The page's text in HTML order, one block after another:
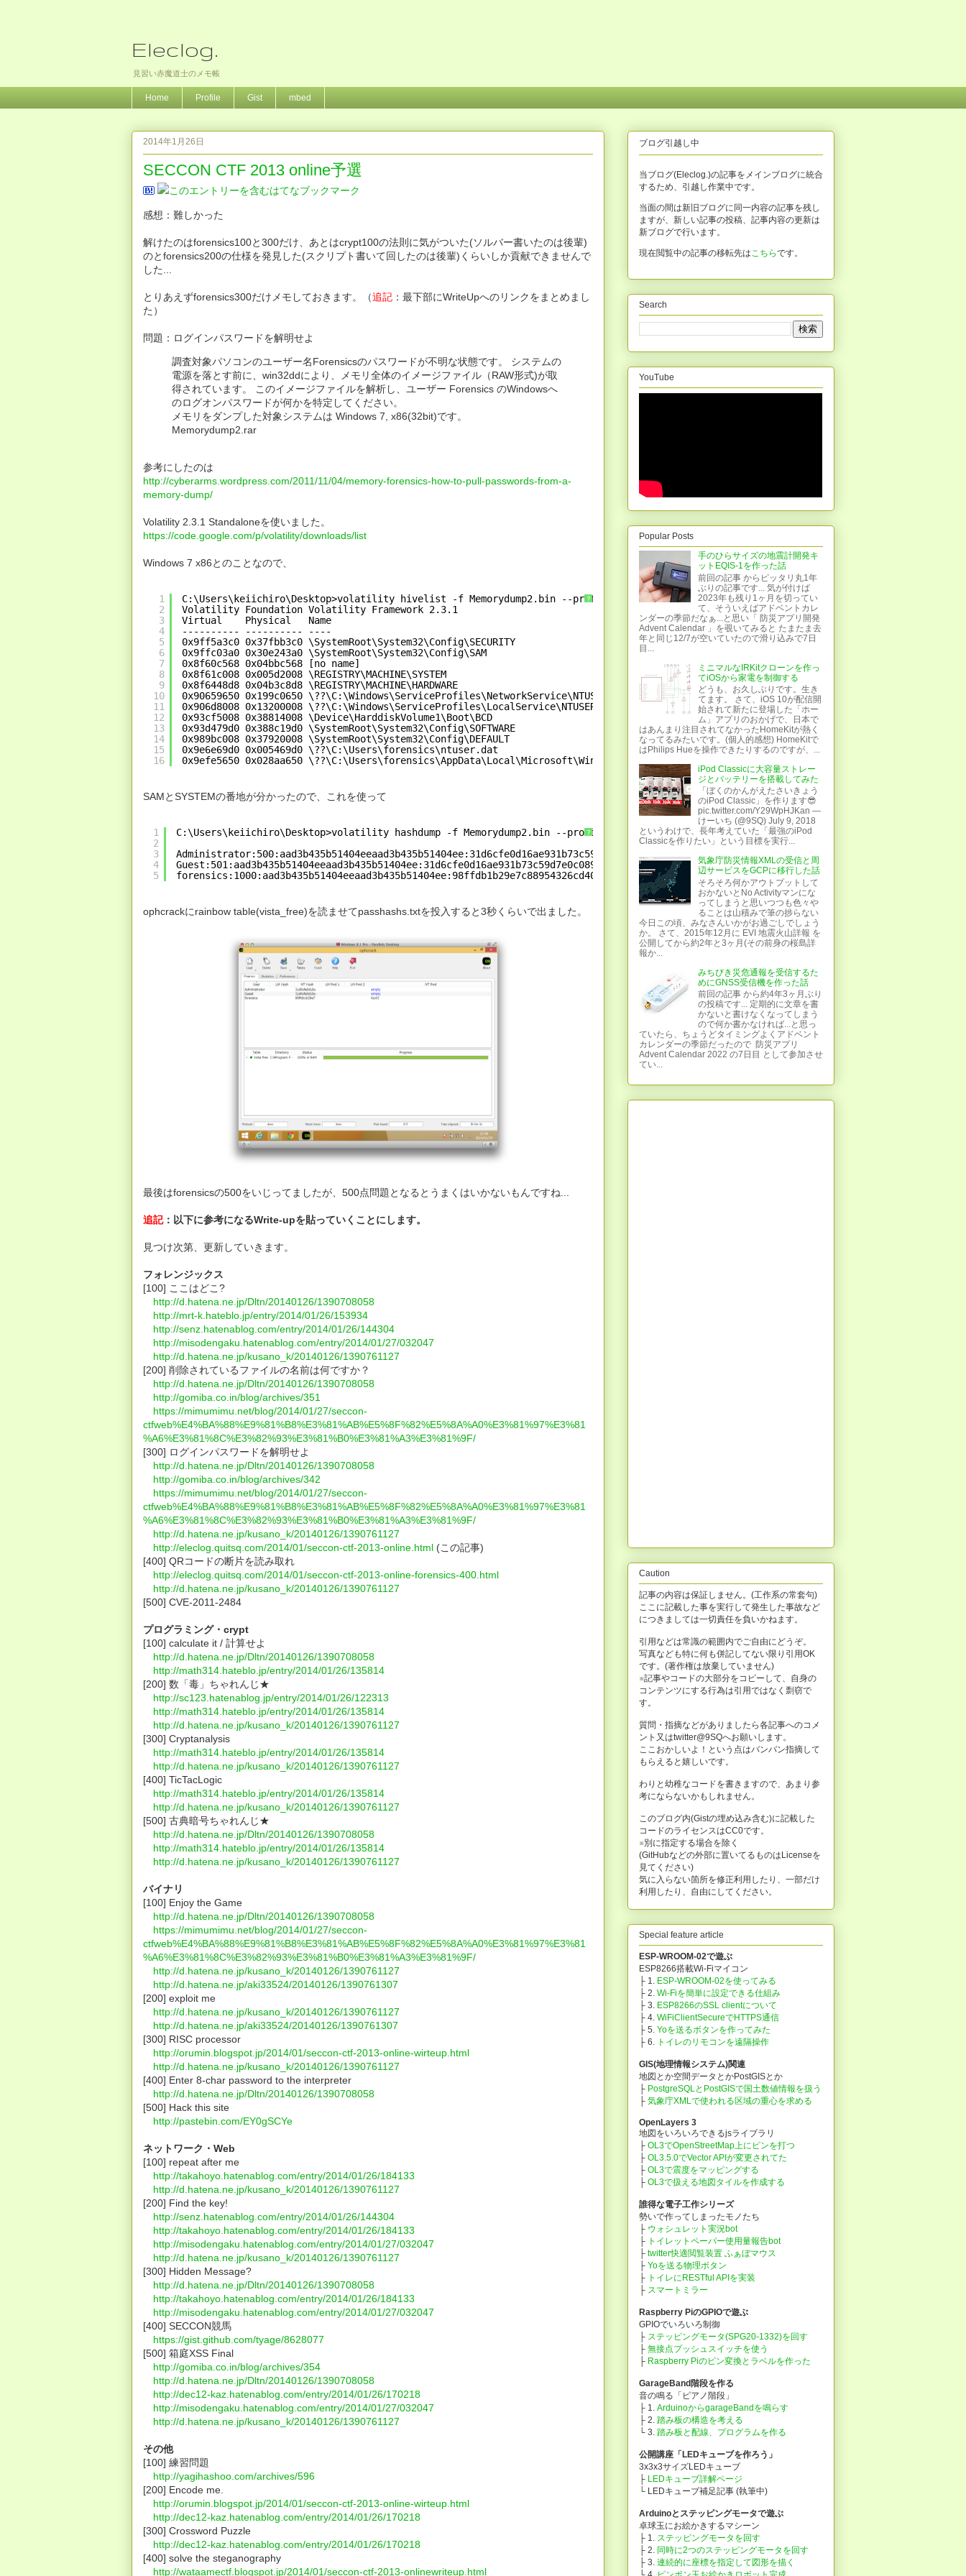
Eleclog.
見習い赤魔道士のメモ帳
Home Profile Gist mbed
2014年1月26日
SECCON CTF 2013 online予選
感想：難しかった
解けたのはforensics100と300だけ、あとはcrypt100の法則に気がついた(ソルバー書いたのは後輩)
のとforensics200の仕様を発見した(スクリプト書いて回したのは後輩)くらいしか貢献できませんで
した...
とりあえずforensics300だけメモしておきます。（追記 ：最下部にWriteUpへのリンクをまとめまし
た）
問題：ログインパスワードを解明せよ
調査対象パソコンのユーザー名Forensicsのパスワードが不明な状態です。 システムの
電源を落とす前に、win32ddにより、メモリ全体のイメージファイル（RAW形式)が取
得されています。 このイメージファイルを解析し、ユーザー Forensics のWindowsへ
のログオンパスワードが何かを特定してください。
メモリをダンプした対象システムは Windows 7, x86(32bit)です。
Memorydump2.rar
参考にしたのは
http://cyberarms.wordpress.com/2011/11/04/memory-forensics-how-to-pull-passwords-from-a-
memory-dump/
Volatility 2.3.1 Standaloneを使いました。
https://code.google.com/p/volatility/downloads/list
Windows 7 x86とのことなので、
?
1
2
3
4
5
6
7
8
9
10
11
12
13
14
15
16
C:\Users\keiichiro\Desktop>volatility hivelist -f Memorydump2.bin --profile=Win7SP0x86
Volatility Foundation Volatility Framework 2.3.1
Virtual    Physical   Name
---------- ---------- ----
0x9ff5a3c0 0x37fbb3c0 \SystemRoot\System32\Config\SECURITY
0x9ffc03a0 0x30e243a0 \SystemRoot\System32\Config\SAM
0x8f60c568 0x04bbc568 [no name]
0x8f61c008 0x005d2008 \REGISTRY\MACHINE\SYSTEM
0x8f6448d8 0x04b3c8d8 \REGISTRY\MACHINE\HARDWARE
0x90659650 0x199c0650 \??\C:\Windows\ServiceProfiles\NetworkService\NTUSER.DAT
0x906d8008 0x13200008 \??\C:\Windows\ServiceProfiles\LocalService\NTUSER.DAT
0x93cf5008 0x38814008 \Device\HarddiskVolume1\Boot\BCD
0x93d479d0 0x388c19d0 \SystemRoot\System32\Config\SOFTWARE
0x989bc008 0x37920008 \SystemRoot\System32\Config\DEFAULT
0x9e6e69d0 0x005469d0 \??\C:\Users\forensics\ntuser.dat
0x9efe5650 0x028aa650 \??\C:\Users\forensics\AppData\Local\Microsoft\Windows\UsrClass.dat
SAMとSYSTEMの番地が分かったので、これを使って
?
1
2
3
4
5
C:\Users\keiichiro\Desktop>volatility hashdump -f Memorydump2.bin --profile=Win7SP0x86 -y 0x8f61c008 -s 0x9ffc03a0 > passhashs.txt
Administrator:500:aad3b435b51404eeaad3b435b51404ee:31d6cfe0d16ae931b73c59d7e0c089c0:::
Guest:501:aad3b435b51404eeaad3b435b51404ee:31d6cfe0d16ae931b73c59d7e0c089c0:::
forensics:1000:aad3b435b51404eeaad3b435b51404ee:98ffdb1b29e7c88954326cd4011141d8:::
ophcrackにrainbow table(vista_free)を読ませてpasshashs.txtを投入すると3秒くらいで出ました。
最後はforensicsの500をいじってましたが、500点問題となるとうまくはいかないもんですね...
追記：以下に参考になるWrite-upを貼っていくことにします。
見つけ次第、更新していきます。
フォレンジックス
[100] ここはどこ?
http://d.hatena.ne.jp/Dltn/20140126/1390708058
http://mrt-k.hateblo.jp/entry/2014/01/26/153934
http://senz.hatenablog.com/entry/2014/01/26/144304
http://misodengaku.hatenablog.com/entry/2014/01/27/032047
http://d.hatena.ne.jp/kusano_k/20140126/1390761127
[200] 削除されているファイルの名前は何ですか？
http://d.hatena.ne.jp/Dltn/20140126/1390708058
http://gomiba.co.in/blog/archives/351
https://mimumimu.net/blog/2014/01/27/seccon-
ctfweb%E4%BA%88%E9%81%B8%E3%81%AB%E5%8F%82%E5%8A%A0%E3%81%97%E3%81
%A6%E3%81%8C%E3%82%93%E3%81%B0%E3%81%A3%E3%81%9F/
[300] ログインパスワードを解明せよ
http://d.hatena.ne.jp/Dltn/20140126/1390708058
http://gomiba.co.in/blog/archives/342
https://mimumimu.net/blog/2014/01/27/seccon-
ctfweb%E4%BA%88%E9%81%B8%E3%81%AB%E5%8F%82%E5%8A%A0%E3%81%97%E3%81
%A6%E3%81%8C%E3%82%93%E3%81%B0%E3%81%A3%E3%81%9F/
http://d.hatena.ne.jp/kusano_k/20140126/1390761127
http://eleclog.quitsq.com/2014/01/seccon-ctf-2013-online.html (この記事)
[400] QRコードの断片を読み取れ
http://eleclog.quitsq.com/2014/01/seccon-ctf-2013-online-forensics-400.html
http://d.hatena.ne.jp/kusano_k/20140126/1390761127
[500] CVE-2011-2484
プログラミング・crypt
[100] calculate it / 計算せよ
http://d.hatena.ne.jp/Dltn/20140126/1390708058
http://math314.hateblo.jp/entry/2014/01/26/135814
[200] 数「毒」ちゃれんじ★
http://sc123.hatenablog.jp/entry/2014/01/26/122313
http://math314.hateblo.jp/entry/2014/01/26/135814
http://d.hatena.ne.jp/kusano_k/20140126/1390761127
[300] Cryptanalysis
http://math314.hateblo.jp/entry/2014/01/26/135814
http://d.hatena.ne.jp/kusano_k/20140126/1390761127
[400] TicTacLogic
http://math314.hateblo.jp/entry/2014/01/26/135814
http://d.hatena.ne.jp/kusano_k/20140126/1390761127
[500] 古典暗号ちゃれんじ★
http://d.hatena.ne.jp/Dltn/20140126/1390708058
http://math314.hateblo.jp/entry/2014/01/26/135814
http://d.hatena.ne.jp/kusano_k/20140126/1390761127
バイナリ
[100] Enjoy the Game
http://d.hatena.ne.jp/Dltn/20140126/1390708058
https://mimumimu.net/blog/2014/01/27/seccon-
ctfweb%E4%BA%88%E9%81%B8%E3%81%AB%E5%8F%82%E5%8A%A0%E3%81%97%E3%81
%A6%E3%81%8C%E3%82%93%E3%81%B0%E3%81%A3%E3%81%9F/
http://d.hatena.ne.jp/kusano_k/20140126/1390761127
http://d.hatena.ne.jp/aki33524/20140126/1390761307
[200] exploit me
http://d.hatena.ne.jp/kusano_k/20140126/1390761127
http://d.hatena.ne.jp/aki33524/20140126/1390761307
[300] RISC processor
http://orumin.blogspot.jp/2014/01/seccon-ctf-2013-online-wirteup.html
http://d.hatena.ne.jp/kusano_k/20140126/1390761127
[400] Enter 8-char password to the interpreter
http://d.hatena.ne.jp/Dltn/20140126/1390708058
[500] Hack this site
http://pastebin.com/EY0gSCYe
ネットワーク・Web
[100] repeat after me
http://takahoyo.hatenablog.com/entry/2014/01/26/184133
http://d.hatena.ne.jp/kusano_k/20140126/1390761127
[200] Find the key!
http://senz.hatenablog.com/entry/2014/01/26/144304
http://takahoyo.hatenablog.com/entry/2014/01/26/184133
http://misodengaku.hatenablog.com/entry/2014/01/27/032047
http://d.hatena.ne.jp/kusano_k/20140126/1390761127
[300] Hidden Message?
http://d.hatena.ne.jp/Dltn/20140126/1390708058
http://takahoyo.hatenablog.com/entry/2014/01/26/184133
http://misodengaku.hatenablog.com/entry/2014/01/27/032047
[400] SECCON競馬
https://gist.github.com/tyage/8628077
[500] 箱庭XSS Final
http://gomiba.co.in/blog/archives/354
http://d.hatena.ne.jp/Dltn/20140126/1390708058
http://dec12-kaz.hatenablog.com/entry/2014/01/26/170218
http://misodengaku.hatenablog.com/entry/2014/01/27/032047
http://d.hatena.ne.jp/kusano_k/20140126/1390761127
その他
[100] 練習問題
http://yagihashoo.com/archives/596
[200] Encode me.
http://orumin.blogspot.jp/2014/01/seccon-ctf-2013-online-wirteup.html
http://dec12-kaz.hatenablog.com/entry/2014/01/26/170218
[300] Crossword Puzzle
http://dec12-kaz.hatenablog.com/entry/2014/01/26/170218
[400] solve the steganography
http://wataamectf.blogspot.jp/2014/01/seccon-ctf-2013-onlinewriteup.html
ブログ引越し中
当ブログ(Eleclog.)の記事をメインブログに統合
するため、引越し作業中です。
当面の間は新旧ブログに同一内容の記事を残し
ますが、新しい記事の投稿、記事内容の更新は
新ブログで行います。
現在閲覧中の記事の移転先は こちらです。
Search
YouTube
Popular Posts
手のひらサイズの地震計開発キ
ットEQIS-1を作った話
前回の記事 からピッタリ丸1年
ぶりの記事です... 気が付けば
2023年も残り1ヶ月を切ってい
て、そういえばアドベントカレ
ンダーの季節だなぁ...と思い「 防災アプリ開発
Advent Calendar 」を覗いてみると たまたま去
年と同じ12/7が空いていたので滑り込みで7日
目...
ミニマルなIRKitクローンを作っ
てiOSから家電を制御する
どうも、お久しぶりです。生き
てます。 さて、iOS 10が配信開
始されて新たに登場した「ホー
ム」アプリのおかげで、日本で
はあんまり注目されてなかったHomeKitが熱く
なってるみたいです。(個人的感想) HomeKitで
はPhilips Hueを操作できたりするのですが、...
iPod Classicに大容量ストレー
ジとバッテリーを搭載してみた
「ぼくのかんがえたさいきょう
のiPod Classic」を作ります😎
pic.twitter.com/Y29WpHJKan —
けーいち (@9SQ) July 9, 2018
というわけで、長年考えていた「最強のiPod
Classicを作りたい」という目標を実行...
気象庁防災情報XMLの受信と周
辺サービスをGCPに移行した話
そろそろ何かアウトプットして
おかないとNo Activityマンにな
ってしまうと思いつつも色々や
ることは山積みで筆の捗らない
今日この頃、みなさんいかがお過ごしでしょう
か。 さて、2015年12月に EVI 地震火山詳報 を
公開してから約2年と3ヶ月(その前身の桜島詳
報か...
みちびき災危通報を受信するた
めにGNSS受信機を作った話
前回の記事 から約4年3ヶ月ぶり
の投稿です... 定期的に文章を書
かないと書けなくなってしまう
ので何か書かなければ...と思っ
ていたら、ちょうどタイミングよくアドベント
カレンダーの季節だったので 防災アプリ
Advent Calendar 2022 の7日目 として参加させ
てい...
Caution
記事の内容は保証しません。(工作系の常套句)
ここに記載した事を実行して発生した事故など
につきましては一切責任を負いかねます。
引用などは常識の範囲内でご自由にどうぞ。
写真なども特に何も併記してない限り引用OK
です。(著作権は放棄していません)
※記事やコードの大部分をコピーして、自身の
コンテンツにする行為は引用ではなく剽窃で
す。
質問・指摘などがありましたら各記事へのコメ
ント又はtwitter@9SQへお願いします。
ここおかしいよ！という点はバンバン指摘して
もらえると嬉しいです。
わりと幼稚なコードを書きますので、あまり参
考にならないかもしれません。
このブログ内(Gistの埋め込み含む)に記載した
コードのライセンスはCC0です。
※別に指定する場合を除く
(GitHubなどの外部に置いてるものはLicenseを
見てください)
気に入らない箇所を修正利用したり、一部だけ
利用したり、自由にしてください。
Special feature article
ESP-WROOM-02で遊ぶ
ESP8266搭載Wi-Fiマイコン
├ 1. ESP-WROOM-02を使ってみる
├ 2. Wi-Fiを簡単に設定できる仕組み
├ 3. ESP8266のSSL clientについて
├ 4. WiFiClientSecureでHTTPS通信
├ 5. Yoを送るボタンを作ってみた
├ 6. トイレのリモコンを遠隔操作
GIS(地理情報システム)関連
地図とか空間データとかPostGISとか
├ PostgreSQLとPostGISで国土数値情報を扱う
├ 気象庁XMLで使われる区域の重心を求める
OpenLayers 3
地図をいろいろできるjsライブラリ
├ OL3でOpenStreetMap上にピンを打つ
├ OL3.5.0でVector APIが変更されてた
├ OL3で震度をマッピングする
├ OL3で扱える地図タイルを作成する
誰得な電子工作シリーズ
勢いで作ってしまったモノたち
├ ウォシュレット実況bot
├ トイレットペーパー使用量報告bot
├ twitter快適閲覧装置 ふぁぼマウス
├ Yoを送る物理ボタン
├ トイレにRESTful APIを実装
├ スマートミラー
Raspberry PiのGPIOで遊ぶ
GPIOでいろいろ制御
├ ステッピングモータ(SPG20-1332)を回す
├ 無接点プッシュスイッチを使う
├ Raspberry Piのピン変換とラベルを作った
GarageBand階段を作る
音の鳴る「ピアノ階段」
├ 1. ArduinoからgarageBandを鳴らす
├ 2. 踏み板の構造を考える
└ 3. 踏み板と配線、プログラムを作る
公開講座「LEDキューブを作ろう」
3x3x3サイズLEDキューブ
├ LEDキューブ詳解ページ
└ LEDキューブ補足記事 (執筆中)
Arduinoとステッピングモータで遊ぶ
卓球玉にお絵かきするマシーン
├ 1. ステッピングモータを回す
├ 2. 同時に2つのステッピングモータを回す
├ 3. 連続的に座標を指定して図形を描く